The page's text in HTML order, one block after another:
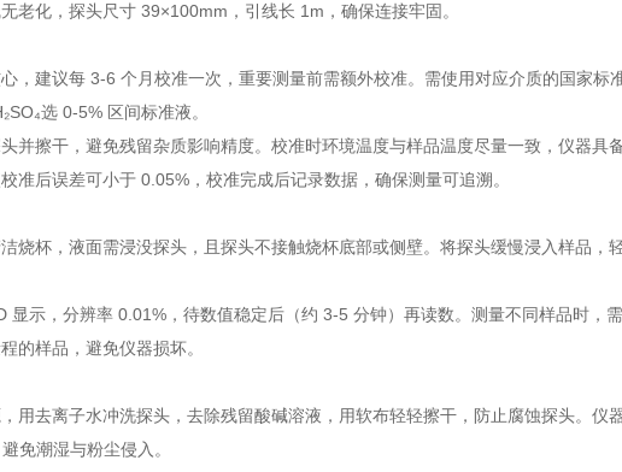
老化，探头尺寸 39×100mm，引线长 1m，确保连接牢固。
，建议每 3-6 个月校准一次，重要测量前需额外校准。需使用对应介质的国家标
选 0-5% 区间标准液。
并擦干，避免残留杂质影响精度。校准时环境温度与样品温度尽量一致，仪器
准后误差可小于 0.05%，校准完成后记录数据，确保测量可追溯。
烧杯，液面需浸没探头，且探头不接触烧杯底部或侧壁。将探头缓慢浸入样品，
显示，分辨率 0.01%，待数值稳定后（约 3-5 分钟）再读数。测量不同样品时，
的样品，避免仪器损坏。
用去离子水冲洗探头，去除残留酸碱溶液，用软布轻轻擦干，防止腐蚀探头。仪
免潮湿与粉尘侵入。